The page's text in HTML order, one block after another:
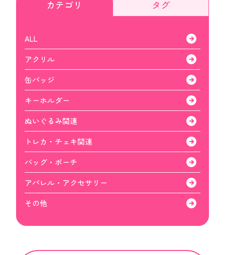
カテゴリ タグ
ALL
アクリル
缶バッジ
キーホルダー
ぬいぐるみ関連
トレカ・チェキ関連
バッグ・ポーチ
アパレル・アクセサリー
その他